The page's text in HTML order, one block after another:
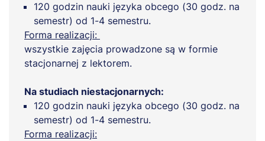
120 godzin nauki języka obcego (30 godz. na
semestr) od 1-4 semestru.
Forma realizacji:
wszystkie zajęcia prowadzone są w formie
stacjonarnej z lektorem.
Na studiach niestacjonarnych:
120 godzin nauki języka obcego (30 godz. na
semestr) od 1-4 semestru.
Forma realizacji: